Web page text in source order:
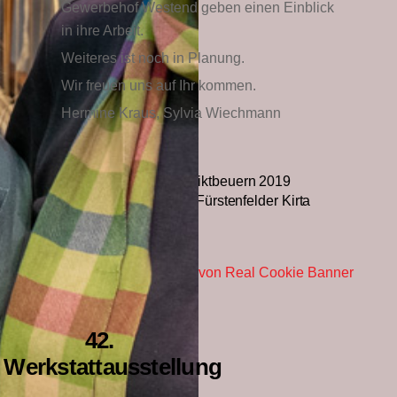
42.
Werkstattausstellung
Gewerbehof Westend geben einen Einblick
in ihre Arbeit.
Weiteres ist noch in Planung.
Wir freuen uns auf Ihr kommen.
Hermine Kraus, Sylvia Wiechmann
Textilmarkt Benediktbeuern 2019
12. Fürstenfelder Kirta
Consent Management Platform von Real Cookie Banner